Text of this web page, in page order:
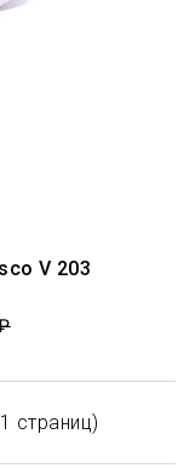
V 203
страниц)